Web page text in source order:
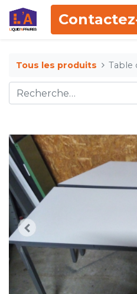
Tous les produits Table